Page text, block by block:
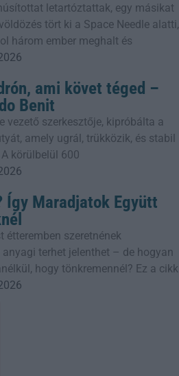
letartóztattak, egy másikat
tört ki a Space Needle alatti,
három ember meghalt és
ami követ téged –
Benit
vezető szerkesztője, kipróbálta a
amely ugrál, trükközik, és stabil
körülbelül 600
Így Maradjatok Együtt
étteremben szeretnének
terhet jelenthet – de hogyan
hogy tönkremennél? Ez a cikk